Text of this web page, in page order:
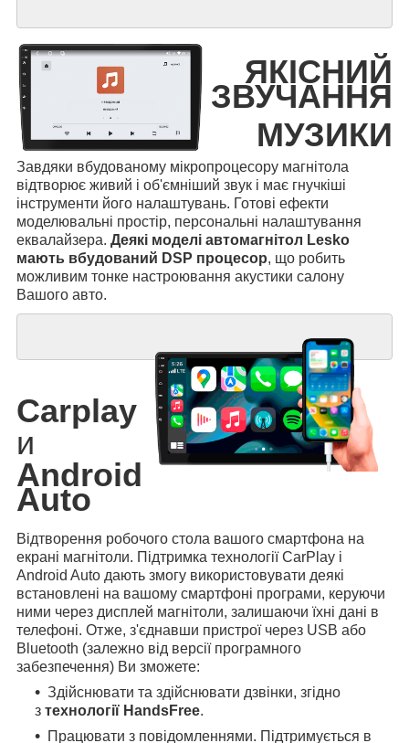
ЯКІСНИЙ
ЗВУЧАННЯ
МУЗИКИ
Завдяки вбудованому мікропроцесору магнітола
відтворює живий і об'ємніший звук і має гнучкіші
інструменти його налаштувань. Готові ефекти
моделювальні простір, персональні налаштування
еквалайзера. Деякі моделі автомагнітол Lesko
мають вбудований DSP процесор, що робить
можливим тонке настроювання акустики салону
Вашого авто.
Carplay
и
Android
Auto
Відтворення робочого стола вашого смартфона на
екрані магнітоли. Підтримка технології CarPlay і
Android Auto дають змогу використовувати деякі
встановлені на вашому смартфоні програми, керуючи
ними через дисплей магнітоли, залишаючи їхні дані в
телефоні. Отже, з'єднавши пристрої через USB або
Bluetooth (залежно від версії програмного
забезпечення) Ви зможете:
Здійснювати та здійснювати дзвінки, згідно
з технології HandsFree.
Працювати з повідомленнями. Підтримується в